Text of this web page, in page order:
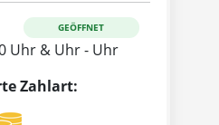
GEÖFFNET
Uhr & Uhr - Uhr
Zahlart: